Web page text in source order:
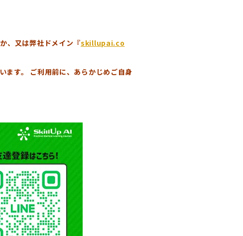
、又は弊社ドメイン『skillupai.co
ます。 ご利用前に、あらかじめご自身